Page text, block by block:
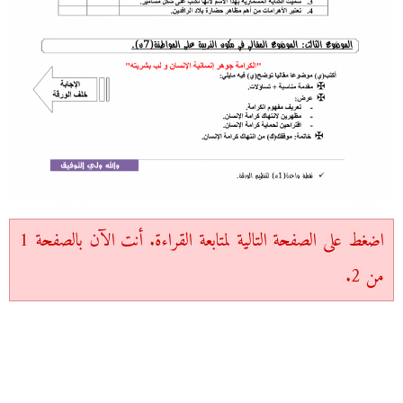
اضغط على الصفحة التالية لمتابعة القراءة. أنت الآن بالصفحة 1
من 2.